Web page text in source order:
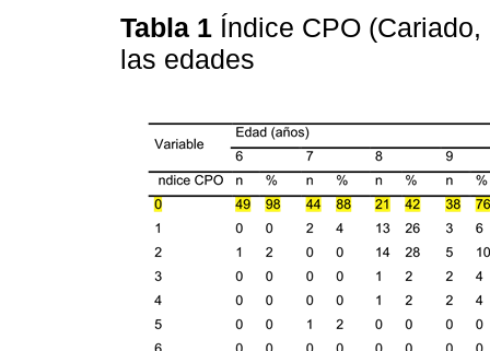
Tabla 1 Índice CPO
las edades